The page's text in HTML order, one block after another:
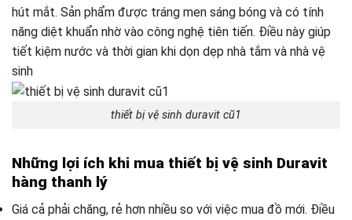
hút mắt. Sản phẩm được tráng men sáng bóng và có tính
năng diệt khuẩn nhờ vào công nghệ tiên tiến. Điều này giúp
tiết kiệm nước và thời gian khi dọn dẹp nhà tắm và nhà vệ
sinh
thiết bị vệ sinh duravit cũ1
Những lợi ích khi mua thiết bị vệ sinh Duravit
hàng thanh lý
Giá cả phải chăng, rẻ hơn nhiều so với việc mua đồ mới. Điều